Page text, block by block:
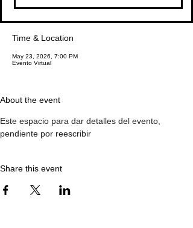
Time & Location
May 23, 2026, 7:00 PM
Evento Virtual
About the event
Este espacio para dar detalles del evento,
pendiente por reescribir
Share this event